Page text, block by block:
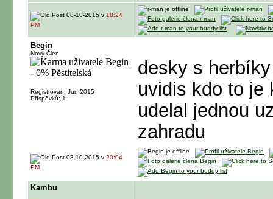
08-10-2015 v 18:24
PM
Begin
Nový Člen
Registrován: Jun 2015
Příspěvků: 1
desky s
uvidis kdo to je
udelal jednou
zahradu
08-10-2015 v 20:04
PM
Kambu